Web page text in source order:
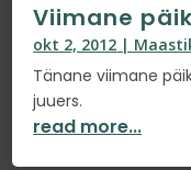
Viimane
okt 2, 2012 |
Tänane viimane
juuers.
read more...